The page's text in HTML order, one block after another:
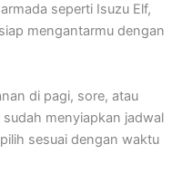
seperti Isuzu Elf,
mengantarmu dengan
di pagi, sore, atau
menyiapkan jadwal
sesuai dengan waktu